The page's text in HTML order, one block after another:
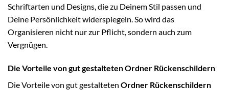
Schriftarten und Designs, die zu Deinem Stil passen und
Deine Persönlichkeit widerspiegeln. So wird das
Organisieren nicht nur zur Pflicht, sondern auch zum
Vergnügen.
Die Vorteile von gut gestalteten Ordner Rückenschildern
Die Vorteile von gut gestalteten Ordner Rückenschildern